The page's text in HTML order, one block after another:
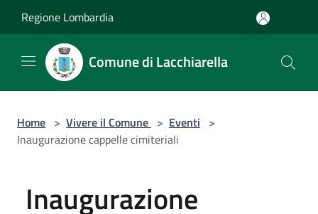
Regione Lombardia
Comune di Lacchiarella
Home > Vivere il Comune > Eventi >
Inaugurazione cappelle cimiteriali
Inaugurazione